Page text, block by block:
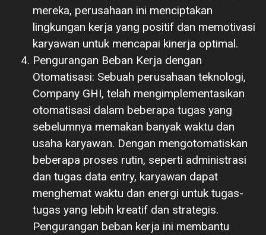
mereka, perusahaan ini menciptakan
lingkungan kerja yang positif dan memotivasi
karyawan untuk mencapai kinerja optimal.
Pengurangan Beban Kerja dengan
Otomatisasi: Sebuah perusahaan teknologi,
Company GHI, telah mengimplementasikan
otomatisasi dalam beberapa tugas yang
sebelumnya memakan banyak waktu dan
usaha karyawan. Dengan mengotomatiskan
beberapa proses rutin, seperti administrasi
dan tugas data entry, karyawan dapat
menghemat waktu dan energi untuk tugas-
tugas yang lebih kreatif dan strategis.
Pengurangan beban kerja ini membantu